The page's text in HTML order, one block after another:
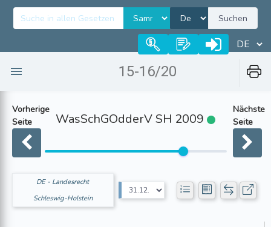
Suchen
15-16/20
Vorherige
Seite
WasSchGOdderV SH 2009
Nächste
Seite
DE - Landesrecht
Schleswig-Holstein